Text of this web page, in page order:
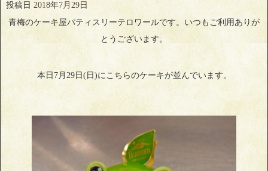
投稿日 2018年7月29日
青梅のケーキ屋パティスリーテロワールです。いつもご利用ありが
とうございます。
本日7月29日(日)にこちらのケーキが並んでいます。